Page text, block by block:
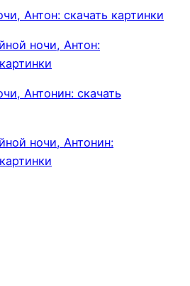
Антон: скачать картинки
Антонин: скачать